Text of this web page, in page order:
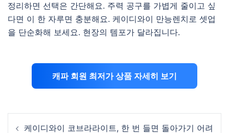
정리하면 선택은 간단해요. 주력 공구를 가볍게 줄이고 싶
다면 이 한 자루면 충분해요. 케이디와이 만능렌치로 셋업
을 단순화해 보세요. 현장의 템포가 달라집니다.
캐파 회원 최저가 상품 자세히 보기
케이디와이 코브라라이트, 한 번 들면 돌아가기 어려